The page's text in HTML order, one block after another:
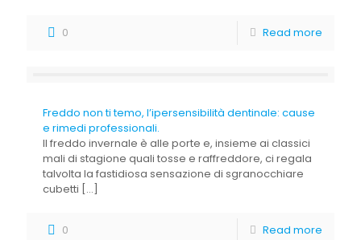
0 Read more
Freddo non ti temo, l’ipersensibilità dentinale: cause
e rimedi professionali.
Il freddo invernale è alle porte e, insieme ai classici
mali di stagione quali tosse e raffreddore, ci regala
talvolta la fastidiosa sensazione di sgranocchiare
cubetti […]
0 Read more